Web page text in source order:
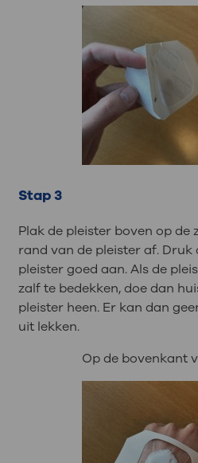
Stap 3
Plak de pleister boven op de
rand van de pleister af. Druk
pleister goed aan. Als de
zalf te bedekken, doe dan
pleister heen. Er kan dan
uit lekken.
Op de bovenkant